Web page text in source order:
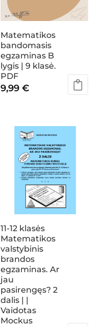
Matematikos
bandomasis
egzaminas B
lygis | 9 klasė.
PDF
9,99€
11-12 klasės
Matematikos
valstybinis
brandos
egzaminas. Ar
jau
pasirengęs? 2
dalis | |
Vaidotas
Mockus